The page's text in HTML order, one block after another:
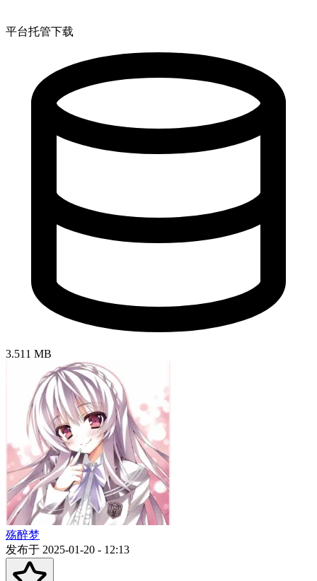
平台托管下载
3.511 MB
殇醉梦
发布于 2025-01-20 - 12:13